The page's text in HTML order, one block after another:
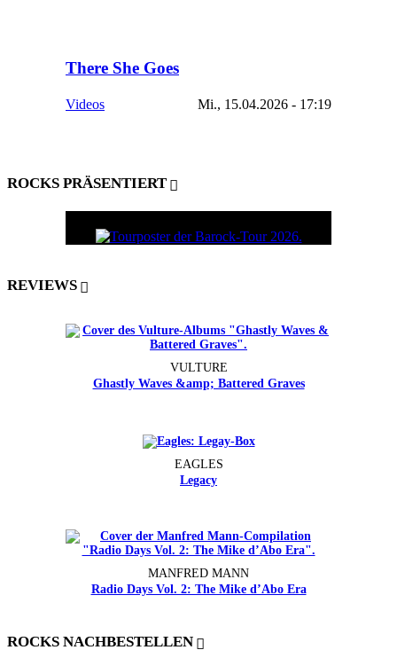
There She Goes
Videos Mi., 15.04.2026 - 17:19
ROCKS PRÄSENTIERT
REVIEWS
VULTURE
Ghastly Waves &amp; Battered Graves
EAGLES
Legacy
MANFRED MANN
Radio Days Vol. 2: The Mike d’Abo Era
ROCKS NACHBESTELLEN